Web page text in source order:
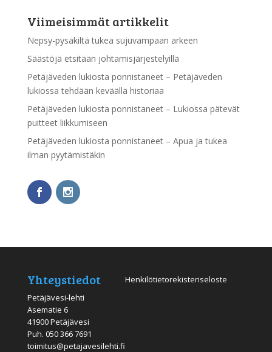
Viimeisimmät artikkelit
Nepsy-pysäkiltä tukea sujuvampaan arkeen
Säästöjä etsitään johtamisjärjestelyillä
Petäjäveden lukiosta ponnistaneet – Petäjäveden
lukiossa tehdään keväällä historiaa
Petäjäveden lukiosta ponnistaneet – Lukiossa pätevät
puitteet liikkumiseen
Petäjäveden lukiosta ponnistaneet – Apua ja tukea
ilman pyytämistäkin
Yhteystiedot
Petäjävesi-lehti
Asematie 6
41900 Petäjävesi
Puh. 050 366 7691
toimitus@petajavesilehti.fi
Henkilötietorekisteriseloste